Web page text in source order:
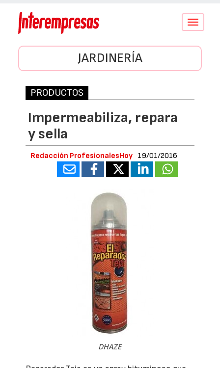
Conmutar
JARDINERÍA
PRODUCTOS
Impermeabiliza, repara
y sella
Redacción ProfesionalesHoy 19/01/2016
DHAZE